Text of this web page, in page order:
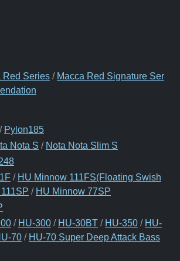
Red Series / Macca Red Signature Ser
/ Pylon185
Nota S / Nota Nota Slim S
/ HU Minnow 111FS(Floating Swish
/ HU Minnow 77SP
/ HU-300 / HU-30BT / HU-350 / HU-
70 / HU-70 Super Deep Attack Bass